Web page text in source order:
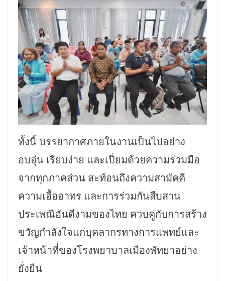
ทั้งนี้ บรรยากาศภายในงานเป็นไปอย่าง
อบอุ่น เรียบง่าย และเปี่ยมด้วยความร่วมมือ
จากทุกภาคส่วน สะท้อนถึงความสามัคคี
ความเอื้ออาทร และการร่วมกันสืบสาน
ประเพณีอันดีงามของไทย ควบคู่กับการสร้าง
ขวัญกำลังใจแก่บุคลากรทางการแพทย์และ
เจ้าหน้าที่ของโรงพยาบาลเมืองพัทยาอย่าง
ยั่งยืน